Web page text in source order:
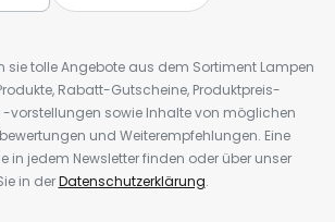
sie tolle Angebote aus dem Sortiment Lampen
Rabatt-Gutscheine, Produktpreis-
vorstellungen sowie Inhalte von möglichen
und Weiterempfehlungen. Eine
jedem Newsletter finden oder über unser
in derDatenschutzerklärung.